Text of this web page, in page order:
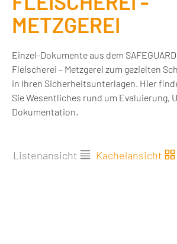
METZGEREI
Einzel-Dokumente aus dem
Fleischerei – Metzgerei zum gezielten
in Ihren Sicherheitsunterlagen. Hier
Sie Wesentliches rund um Evaluierung,
Dokumentation.
Listenansicht Kachelansicht